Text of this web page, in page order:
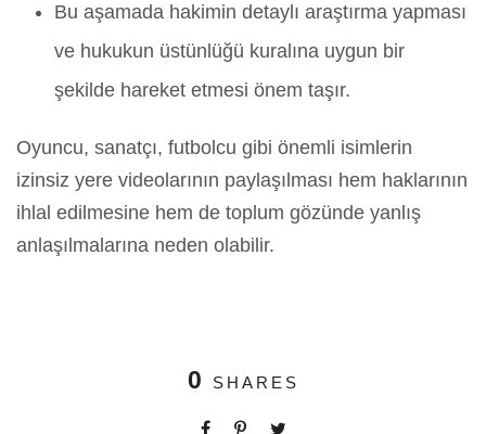
Bu aşamada hakimin detaylı araştırma yapması
ve hukukun üstünlüğü kuralına uygun bir
şekilde hareket etmesi önem taşır.
Oyuncu, sanatçı, futbolcu gibi önemli isimlerin
izinsiz yere videolarının paylaşılması hem haklarının
ihlal edilmesine hem de toplum gözünde yanlış
anlaşılmalarına neden olabilir.
0 SHARES